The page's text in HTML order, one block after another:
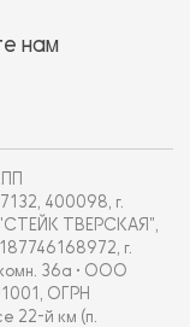
нам
400098, г.
"СТЕЙК ТВЕРСКАЯ",
г.
36а • ООО
ОГРН
22-й км (п.